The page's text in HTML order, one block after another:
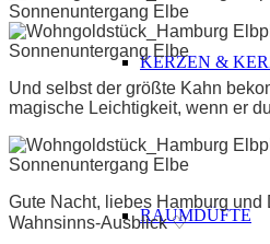
KERZEN &
RAUMDÜFTE
Und selbst der größte Kahn
magische Leichtigkeit, wenn er
Gute Nacht, liebes Hamburg und
Wahnsinns-Ausblick ♡